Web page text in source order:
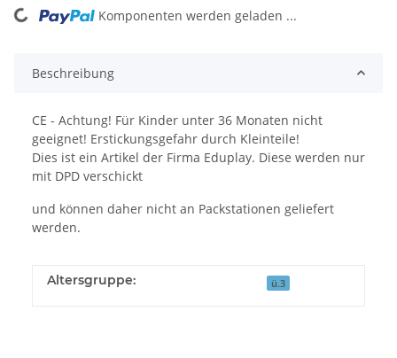
Loading... Komponenten werden geladen ...
Beschreibung
CE - Achtung! Für Kinder unter 36 Monaten nicht
geeignet! Erstickungsgefahr durch Kleinteile!
Dies ist ein Artikel der Firma Eduplay. Diese werden nur
mit DPD verschickt
und können daher nicht an Packstationen geliefert
werden.
Altersgruppe: ü.3